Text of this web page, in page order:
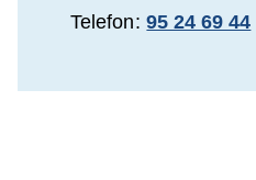
Telefon 95 24 69 44